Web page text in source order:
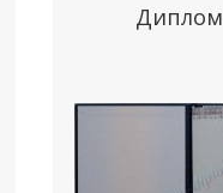
Диплом